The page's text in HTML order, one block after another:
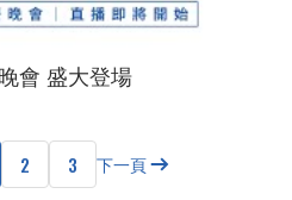
會 盛大登場
2 3 下一頁